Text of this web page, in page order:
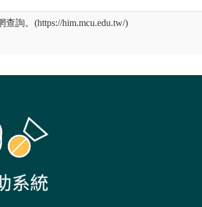
詢。(https://him.mcu.edu.tw/)